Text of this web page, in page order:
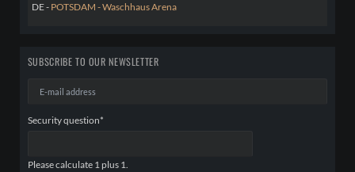
DE - POTSDAM - Waschhaus Arena
SUBSCRIBE TO OUR NEWSLETTER
address
Mandatory
Security question*
Please calculate 1 plus 1.